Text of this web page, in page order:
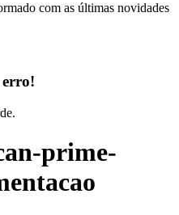
com as últimas novidades
prime-